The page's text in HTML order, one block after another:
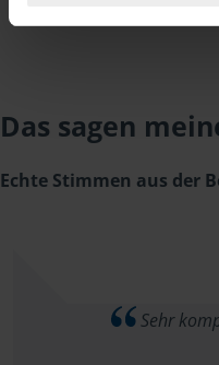
Das sagen
Echte Stimmen aus der
Sehr